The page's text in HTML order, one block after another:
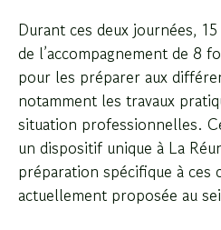
Durant ces deux journées,
de l’accompagnement de 8
pour les préparer aux
notamment les travaux
situation professionnelles.
un dispositif unique à La
préparation spécifique à ces
actuellement proposée au